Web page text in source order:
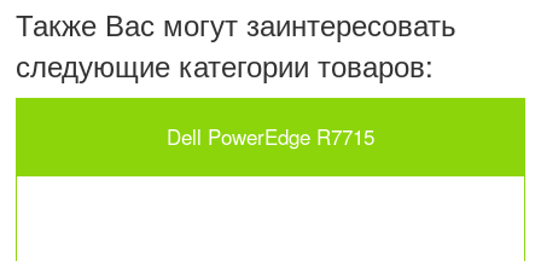
Также Вас могут заинтересовать
следующие категории товаров:
Dell PowerEdge R7715